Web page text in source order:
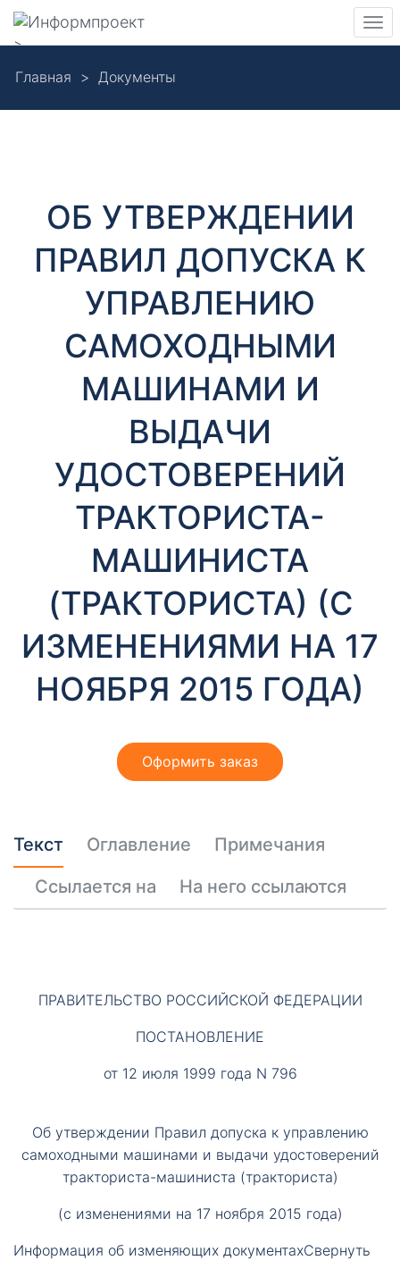
main
Навигация
>
Главная Документы
Д
ОБ УТВЕРЖДЕНИИ
ПРАВИЛ ДОПУСКА К
УПРАВЛЕНИЮ
САМОХОДНЫМИ
МАШИНАМИ И
ВЫДАЧИ
УДОСТОВЕРЕНИЙ
ТРАКТОРИСТА-
МАШИНИСТА
(ТРАКТОРИСТА) (С
ИЗМЕНЕНИЯМИ НА 17
НОЯБРЯ 2015 ГОДА)
Оформить заказ
Текст Оглавление
Примечания
Ссылается на
На него ссылаются
ПРАВИТЕЛЬСТВО РОССИЙСКОЙ ФЕДЕРАЦИИ
ПОСТАНОВЛЕНИЕ
от 12 июля 1999 года N 796
Об утверждении Правил допуска к управлению
самоходными машинами и выдачи удостоверений
тракториста-машиниста (тракториста)
(с изменениями на 17 ноября 2015 года)
Информация об изменяющих документахСвернуть
Необходимые
Эти файлы cookie
необязательны.
Они необходимы
для
функционирования